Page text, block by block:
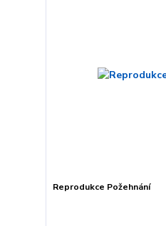
Reprodukce Požehnání